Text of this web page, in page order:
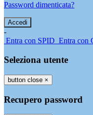
Password dimenticata?
-
Entra con SPID Entra con
Seleziona utente
button close ×
Recupero password